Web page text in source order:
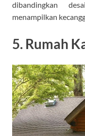
dibandingkan
menampilkan
5. Rumah